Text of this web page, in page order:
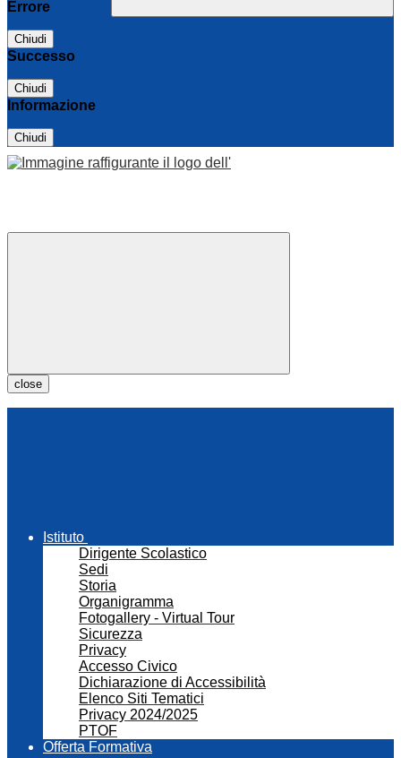
Errore
Chiudi
Successo
Chiudi
Informazione
Chiudi
close
Istituto
Dirigente Scolastico
Sedi
Storia
Organigramma
Fotogallery - Virtual Tour
Sicurezza
Privacy
Accesso Civico
Dichiarazione di Accessibilità
Elenco Siti Tematici
Privacy 2024/2025
PTOF
Offerta Formativa